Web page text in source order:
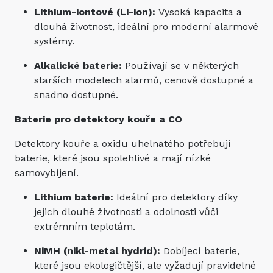
Lithium-iontové (Li-ion): Vysoká kapacita a
dlouhá životnost, ideální pro moderní alarmové
systémy.
Alkalické baterie: Používají se v některých
starších modelech alarmů, cenově dostupné a
snadno dostupné.
Baterie pro detektory kouře a CO
Detektory kouře a oxidu uhelnatého potřebují
baterie, které jsou spolehlivé a mají nízké
samovybíjení.
Lithium baterie: Ideální pro detektory díky
jejich dlouhé životnosti a odolnosti vůči
extrémním teplotám.
NiMH (nikl-metal hydrid): Dobíjecí baterie,
které jsou ekologičtější, ale vyžadují pravidelné